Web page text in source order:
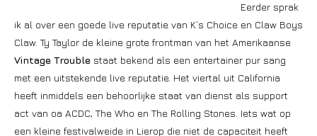
Eerder sprak
ik al over een goede live reputatie van K’s Choice en Claw Boys
Claw. Ty Taylor de kleine grote frontman van het Amerikaanse
Vintage Trouble staat bekend als een entertainer pur sang
met een uitstekende live reputatie. Het viertal uit California
heeft inmiddels een behoorlijke staat van dienst als support
act van oa ACDC, The Who en The Rolling Stones. Iets wat op
een kleine festivalweide in Lierop die niet de capaciteit heeft